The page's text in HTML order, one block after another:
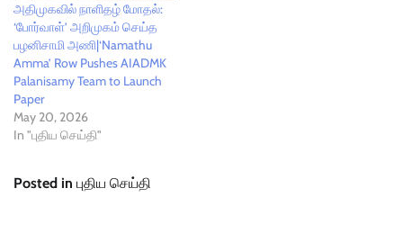
அதிமுகவில் நாளிதழ் மோதல்:
‘போர்வாள்’ அறிமுகம் செய்த
பழனிசாமி அணி|‘Namathu
Amma’ Row Pushes AIADMK
Palanisamy Team to Launch
Paper
May 20, 2026
In "புதிய செய்தி"
Posted in புதிய செய்தி